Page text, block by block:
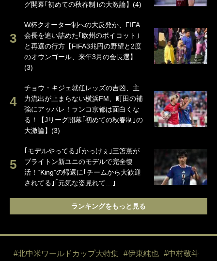
グ開幕｢初めての秋春制｣の大激論】(4)
W杯クオーター制への大反発か、FIFA
会長を追い詰めた｢欧州のボイコット｣
と再選の行方【FIFA3兆円の野望と2度
のオウンゴール、来年3月の会長選】
(3)
チョウ・キジェ就任レッズの吉凶、主
力流出が止まらない横浜FM、町田の補
強にアッパレ！ランコ京都は面白くな
る！【Jリーグ開幕｢初めての秋春制｣の
大激論】(3)
｢モデルやってる｣｢かっけぇ｣三笘薫が
ブライトン新ユニのモデルで完全復
活！“King”の帰還に｢チームから大歓迎
されてる｣｢元気な姿見れて…｣
ランキングをもっと見る
#北中米ワールドカップ大特集 #伊東純也
#中村敬斗